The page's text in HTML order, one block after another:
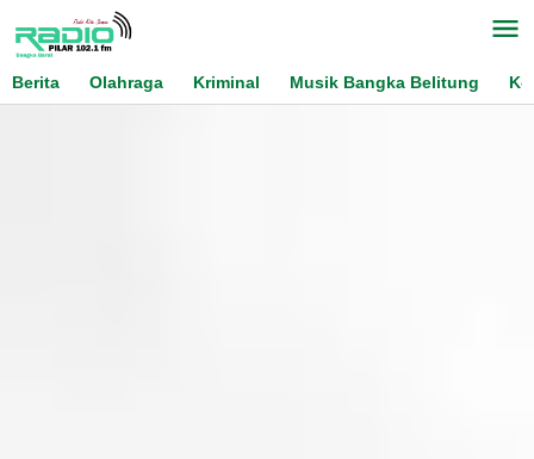
content
Berita
Olahraga Kriminal Musik Bangka Belitung